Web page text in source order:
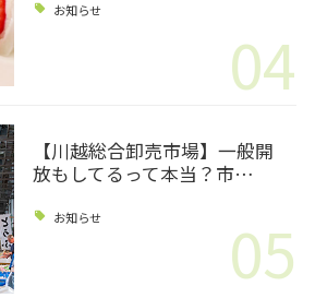
お知らせ
04
【川越総合卸売市場】一般開
放もしてるって本当？市…
お知らせ 05